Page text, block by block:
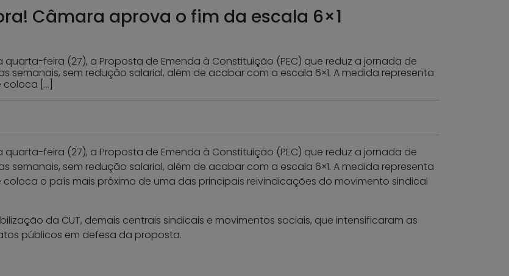
Câmara aprova o fim da escala 6×1
feira (27), a Proposta de Emenda à Constituição (PEC) que reduz a jornada de
semanais, sem redução salarial, além de acabar com a escala 6×1. A medida representa
[…]
feira (27), a Proposta de Emenda à Constituição (PEC) que reduz a jornada de
semanais, sem redução salarial, além de acabar com a escala 6×1. A medida representa
o país mais próximo de uma das principais reivindicações do movimento sindical
da CUT, demais centrais sindicais e movimentos sociais, que intensificaram as
públicos em defesa da proposta.